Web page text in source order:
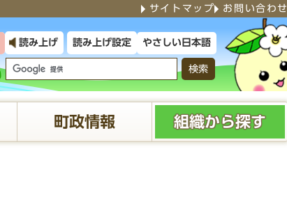
サイトマップ お問い合わせ
読み上げ 読み上げ設定 やさしい日本語
検索
町政情報 組織から探す